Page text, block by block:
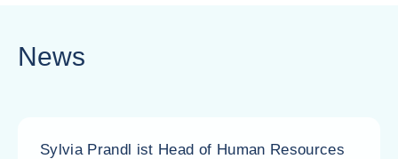
News
Sylvia Prandl ist Head of Human Resources